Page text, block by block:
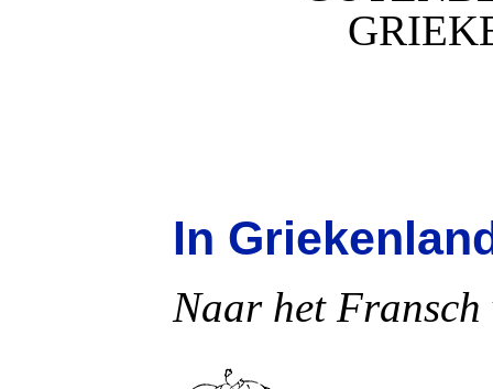
In
Naar het